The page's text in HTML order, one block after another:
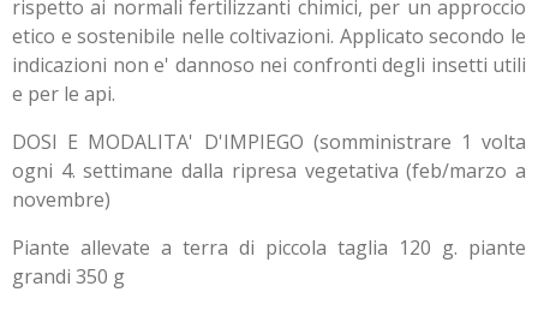
rispetto ai normali fertilizzanti chimici, per un approccio
etico e sostenibile nelle coltivazioni. Applicato secondo le
indicazioni non e' dannoso nei confronti degli insetti utili
e per le api.
DOSI E MODALITA' D'IMPIEGO (somministrare 1 volta
ogni 4. settimane dalla ripresa vegetativa (feb/marzo a
novembre)
Piante allevate a terra di piccola taglia 120 g. piante
grandi 350 g